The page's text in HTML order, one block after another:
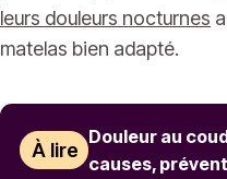
leurs douleurs nocturnes
matelas bien adapté.
À lire
Douleur au
causes,